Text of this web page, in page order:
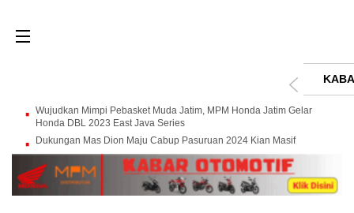
Wujudkan Mimpi Pebasket Muda Jatim, MPM Honda Jatim Gelar
Honda DBL 2023 East Java Series
Dukungan Mas Dion Maju Cabup Pasuruan 2024 Kian Masif